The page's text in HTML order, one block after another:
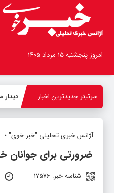
امروز پنجشنبه ۱۵ مرداد ۱۴۰۵
سرتیتر جدیدترین اخبار دیدار
آژانس خبری تحلیلی "خبر خوی" ؛
ضرورتی برای جوانان
شناسه خبر: 17576